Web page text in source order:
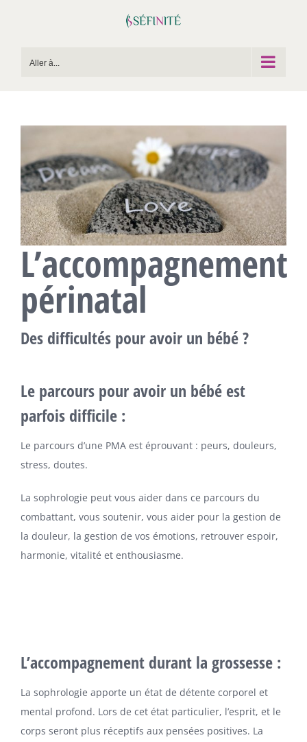
Aller à...
L’accompagnement
périnatal
Des difficultés pour avoir un bébé ?
Le parcours pour avoir un bébé est
parfois difficile :
Le parcours d’une PMA est éprouvant : peurs, douleurs,
stress, doutes.
La sophrologie peut vous aider dans ce parcours du
combattant, vous soutenir, vous aider pour la gestion de
la douleur, la gestion de vos émotions, retrouver espoir,
harmonie, vitalité et enthousiasme.
L’accompagnement durant la grossesse :
La sophrologie apporte un état de détente corporel et
mental profond. Lors de cet état particulier, l’esprit, et le
corps seront plus réceptifs aux pensées positives. La